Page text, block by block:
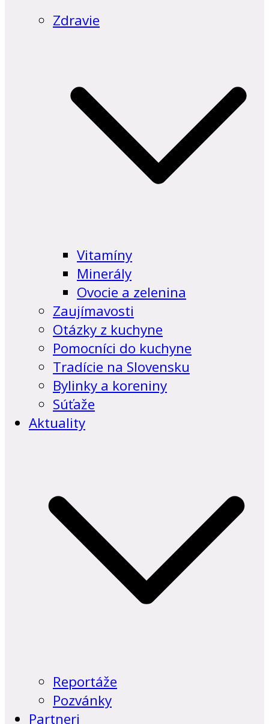
Zdravie
Vitamíny
Minerály
Ovocie a zelenina
Zaujímavosti
Otázky z kuchyne
Pomocníci do kuchyne
Tradície na Slovensku
Bylinky a koreniny
Súťaže
Aktuality
Reportáže
Pozvánky
Partneri